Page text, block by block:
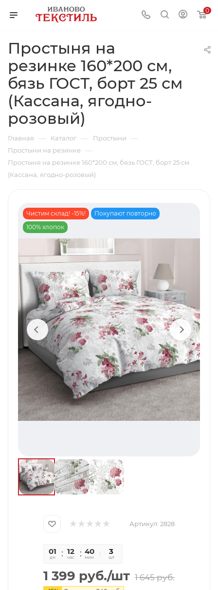
0
Простыня на
резинке 160*200 см,
бязь ГОСТ, борт 25 см
(Кассана, ягодно-
розовый)
Главная — Каталог — Простыни —
Простыни на резинке —
Простыня на резинке 160*200 см, бязь ГОСТ, борт 25 см
(Кассана, ягодно-розовый)
Чистим склад! -15%!
Покупают повторно
100% хлопок
Артикул: 2828
01
дн
12
час
40
мин
00
сек
3
шт
1 399 руб./шт 1 645руб.